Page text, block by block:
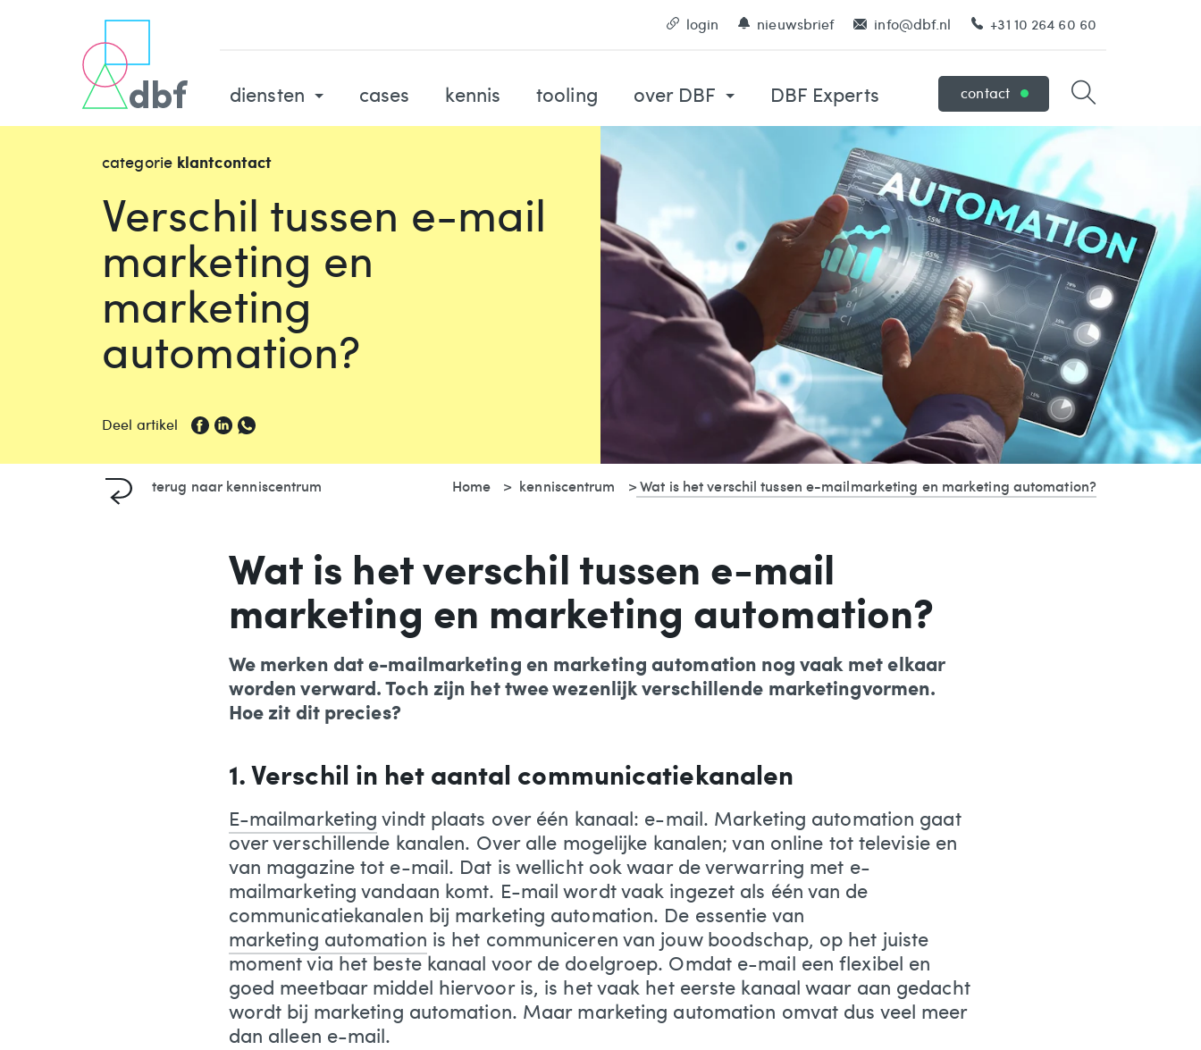
diensten cases kennis tooling over DBF DBF Experts contact
login nieuwsbrief info@dbf.nl +31 10 264 60 60
categorie klantcontact
Verschil tussen e-mail
marketing en
marketing
automation?
Deel artikel
terug naar kenniscentrum Home kenniscentrum Wat is het verschil tussen e-mailmarketing en marketing automation?
Wat is het verschil tussen e-mail
marketing en marketing automation?
We merken dat e-mailmarketing en marketing automation nog vaak met elkaar
worden verward. Toch zijn het twee wezenlijk verschillende marketingvormen.
Hoe zit dit precies?
1. Verschil in het aantal communicatiekanalen
E-mailmarketing vindt plaats over één kanaal: e-mail. Marketing automation gaat
over verschillende kanalen. Over alle mogelijke kanalen; van online tot televisie en
van magazine tot e-mail. Dat is wellicht ook waar de verwarring met e-
mailmarketing vandaan komt. E-mail wordt vaak ingezet als één van de
communicatiekanalen bij marketing automation. De essentie van
marketing automation is het communiceren van jouw boodschap, op het juiste
moment via het beste kanaal voor de doelgroep. Omdat e-mail een flexibel en
goed meetbaar middel hiervoor is, is het vaak het eerste kanaal waar aan gedacht
wordt bij marketing automation. Maar marketing automation omvat dus veel meer
dan alleen e-mail.